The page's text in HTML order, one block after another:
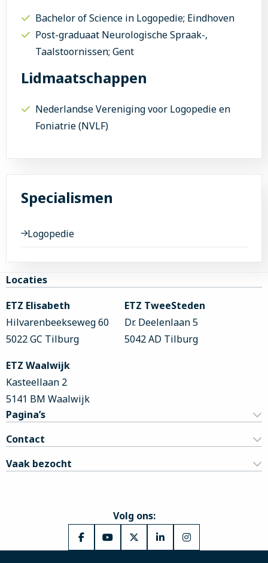
Bachelor of Science in Logopedie; Eindhoven
Post-graduaat Neurologische Spraak-,
Taalstoornissen; Gent
Lidmaatschappen
Nederlandse Vereniging voor Logopedie en
Foniatrie (NVLF)
Specialismen
Logopedie
Site
Locaties
ETZ Elisabeth
Hilvarenbeekseweg 60
5022 GC Tilburg
ETZ TweeSteden
Dr. Deelenlaan 5
5042 AD Tilburg
ETZ Waalwijk
Kasteellaan 2
5141 BM Waalwijk
Pagina’s
Contact
Vaak bezocht
Volg ons:
Ga
Ga
Ga
Ga
Ga